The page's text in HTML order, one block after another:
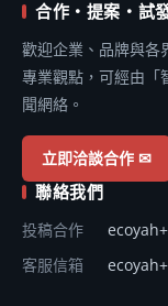
合作・提案・試
歡迎企業、品牌與各
專業觀點，可經由「
聞網絡。
立即洽談合作 ✉
聯絡我們
投稿合作
客服信箱